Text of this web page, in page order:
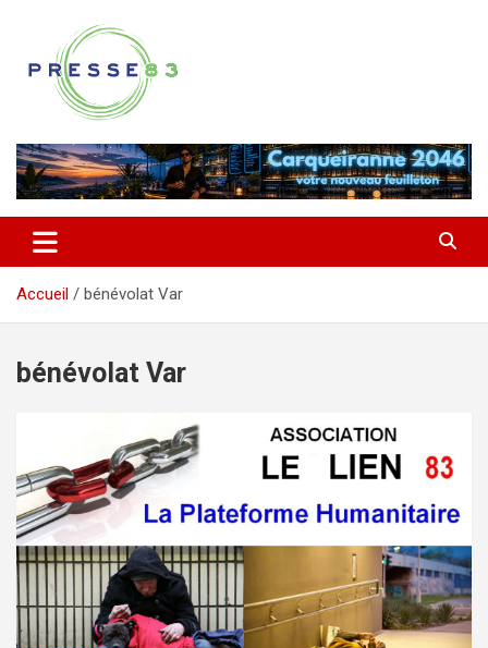
contenu
Presse 83
Accueil bénévolat Var
bénévolat Var